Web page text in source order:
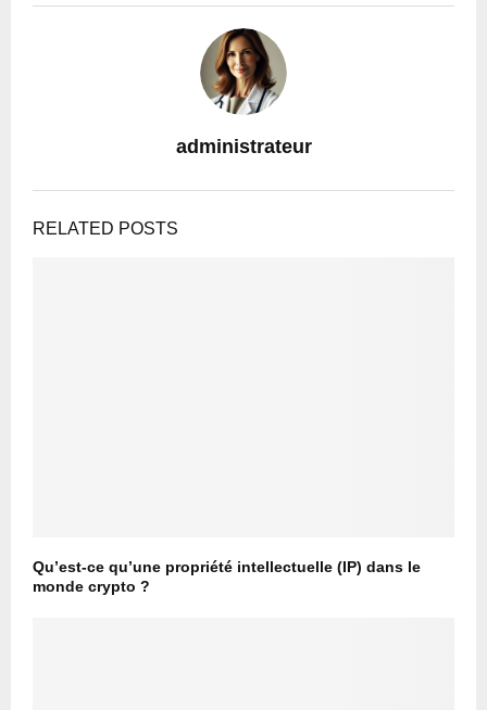
administrateur
RELATED POSTS
Qu’est-ce qu’une propriété intellectuelle (IP) dans le
monde crypto ?